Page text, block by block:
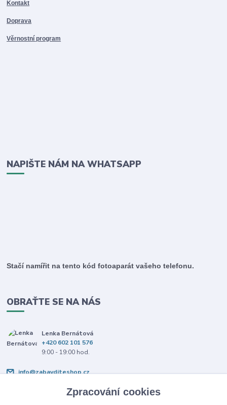
Kontakt
Doprava
Věrnostní program
NAPIŠTE NÁM NA WHATSAPP
Stačí namířit na tento kód fotoaparát vašeho telefonu.
OBRAŤTE SE NA NÁS
Lenka Bernátová
+420 602 101 576
9:00 - 19:00 hod.
info@zabavditeshop.cz
Zpracování cookies